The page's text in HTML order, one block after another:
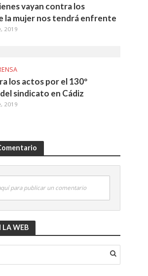
vayan contra los
la mujer nos tendrá enfrente
2019
los actos por el 130º
sindicato en Cádiz
2019
para publicar un comentario
LA WEB